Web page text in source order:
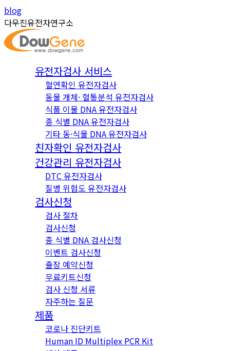
Skip
to
content
Instagram
page
opens
in
YouTube
page
opens
in
blog
다우진유전자연구소
유전자검사 서비스
혈연확인 유전자검사
동물 개체· 혈통분석 유전자검사
식품 이물 DNA 유전자검사
종 식별 DNA 유전자검사
기타 동·식물 DNA 유전자검사
친자확인 유전자검사
건강관리 유전자검사
DTC 유전자검사
질병 위험도 유전자검사
검사신청
검사 절차
검사신청
종 식별 DNA 검사신청
이벤트 검사신청
출장 예약신청
무료키트신청
검사 신청 서류
자주하는 질문
제품
코로나 진단키트
Human ID Multiplex PCR Kit